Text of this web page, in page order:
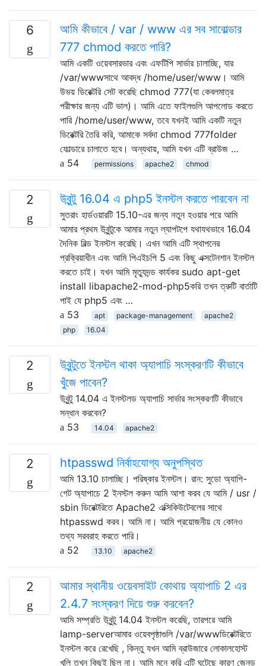
6
আমি কীভাবে / var / www এর সব সাবোল্ডার
777 chmod করতে পারি?
আমি একটি ওয়েবসারভার এবং এফটিপি সার্ভার চালাচ্ছি, যার
/var/wwwসাথে আবদ্ধ /home/user/www। আমি
উভয় ডিরেক্টরি সেট করেছি chmod 777(যা কেবলমাত্র
পরীক্ষার জন্য এটি ভাল)। আমি এতে ফাইলগুলি আপলোড করতে
পারি /home/user/www, তবে যখনই আমি একটি নতুন
ডিরেক্টরি তৈরি করি, আমাকে সর্বদা chmod 777folder
ফোল্ডারে চালাতে হবে। অন্যথায়, আমি যখন এটি ব্রাউজ …
54
permissions apache2 chmod
2 উবুন্টু 16.04 এ php5 ইনস্টল করতে পারবেন না
সুতরাং হার্ডওয়ারটি 15.10-এর জন্য নতুন হওয়ার পরে আমি
আমার প্রথম উবুন্টুকে আমার নতুন ল্যাপটপে যথাযথভাবে 16.04
দৈনিক বিল্ড ইনস্টল করেছি। এখন আমি এটি স্থাপনের
প্রক্রিয়াধীন এবং আমি পিএইচপি 5 এবং কিছু এক্সটেনশান ইনস্টল
করতে চাই। যখন আমি মৃত্যুদন্ড কার্যকর sudo apt-get
install libapache2-mod-php5করি তখন ত্রুটি বার্তাটি
পাই যে php5 এবং …
53
apt package-management
apache2
php
16.04
2
উবুন্টুতে ইনস্টল থাকা অ্যাপাচি সংস্করণটি কীভাবে
খুঁজে পাবেন?
উবুন্টু 14.04 এ ইনস্টলড অ্যাপাচি সার্ভার সংস্করণটি কীভাবে
সন্ধান করবেন?
53
14.04 apache2
2 htpasswd নির্বাহযোগ্য অনুপস্থিত
আমি 13.10 চালাচ্ছি। পরিষ্কার ইনস্টল। রান: সুডো অ্যাপি-
গেট অ্যাপাচে 2 ইনস্টল করুন আমি আশা করব যে আমি / usr /
sbin ডিরেক্টরিতে Apache2 এক্সিকিউটেবলের সাথে
htpasswd করব। আমি না। আমি প্রয়োজনীয় যে কোনও
তথ্য সরবরাহ করতে পারি।
52
13.10 apache2
2
আমার স্থানীয় ওয়েবসাইট কোথায় অ্যাপাচি 2 এর
2.4.7 সংস্করণ দিয়ে শুরু করবেন?
আমি সম্প্রতি উবুন্টু 14.04 ইনস্টল করেছি, তারপরে আমি
lamp-serverআমার ওয়েবপৃষ্ঠাগুলি /var/wwwডিরেক্টরিতে
ইনস্টল করে রেখেছি , কিন্তু যখন আমি ব্রাউজারে লোকালহোস্ট
খুলি তখন কিছুই ছিল না। আমি মনে করি এটি ঘটেছে কারণ জেনড